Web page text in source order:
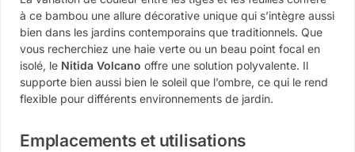
à ce bambou une allure décorative unique qui s’intègre aussi
bien dans les jardins contemporains que traditionnels. Que
vous recherchiez une haie verte ou un beau point focal en
isolé, le Nitida Volcano offre une solution polyvalente. Il
supporte bien aussi bien le soleil que l’ombre, ce qui le rend
flexible pour différents environnements de jardin.
Emplacements et utilisations